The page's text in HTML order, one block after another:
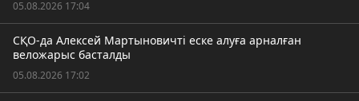
05.08.2026 17:04
СҚО-да Алексей Мартыновичті еске алуға арналған
веложарыс басталды
05.08.2026 17:02